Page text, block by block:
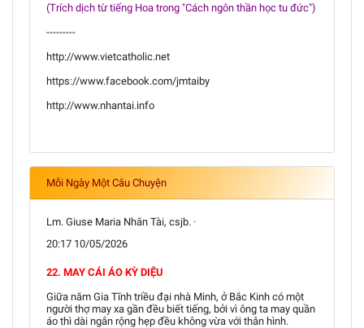
(Trích dịch từ tiếng Hoa trong "Cách ngôn thần học tu đức")
---------
http://www.vietcatholic.net
https://www.facebook.com/jmtaiby
http://www.nhantai.info
Mỗi Ngày Một Câu Chuyện
Lm. Giuse Maria Nhân Tài, csjb. ·
20:17 10/05/2026
22. MAY CÁI ÁO KỲ DIỆU
Giữa năm Gia Tĩnh triều đại nhà Minh, ở Bắc Kinh có một
người thợ may xa gần đều biết tiếng, bởi vì ông ta may quần
áo thì dài ngắn rộng hẹp đều không vừa với thân hình.